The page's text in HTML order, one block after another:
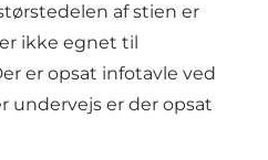
af stien er
ikke egnet til
er opsat infotavle ved
undervejs er der opsat